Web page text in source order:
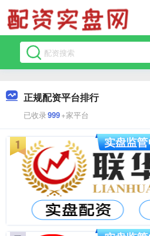
正规配资平台排行
已收录999+家平台